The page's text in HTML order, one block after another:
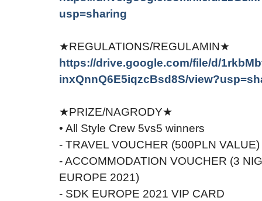
usp=sharing
★REGULATIONS/REGULAMIN★
https://drive.google.com/file/d/
inxQnnQ6E5iqzcBsd8S/
★PRIZE/NAGRODY★
• All Style Crew 5vs5 winners
- TRAVEL VOUCHER (500PLN VALUE)
- ACCOMMODATION VOUCHER (3
EUROPE 2021)
- SDK EUROPE 2021 VIP CARD